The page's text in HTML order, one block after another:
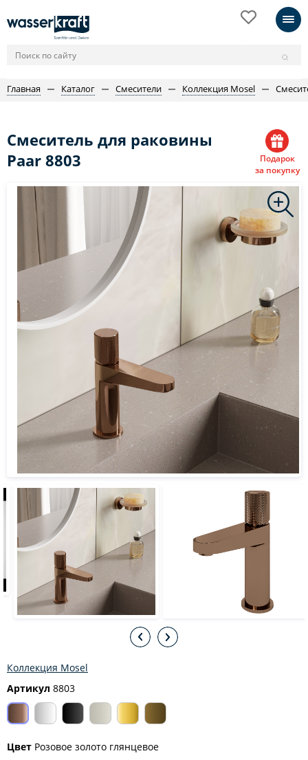
Главная Каталог Смесители Коллекция Mosel
Смеситель для раковины
Paar 8803
Подарок
за покупку
Коллекция Mosel
Артикул 8803
Цвет Розовое золото глянцевое